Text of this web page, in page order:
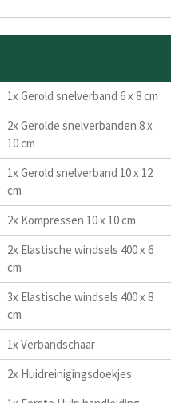
1x Gerold snelverband 6 x 8 cm
2x Gerolde snelverbanden 8 x
10 cm
1x Gerold snelverband 10 x 12
cm
2x Kompressen 10 x 10 cm
2x Elastische windsels 400 x 6
cm
3x Elastische windsels 400 x 8
cm
1x Verbandschaar
2x Huidreinigingsdoekjes